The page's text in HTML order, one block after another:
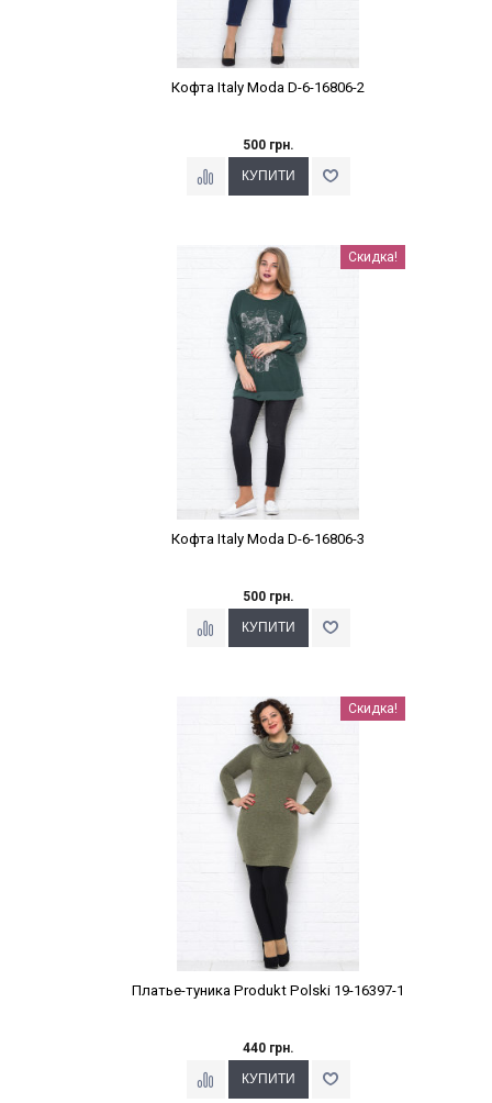
Кофта Italy Moda D-6-16806-2
500 грн.
Наклейки Варіант з % Скидка!
Кофта Italy Moda D-6-16806-3
500 грн.
Наклейки Варіант з % Скидка!
Платье-туника Produkt Polski 19-16397-1
440 грн.